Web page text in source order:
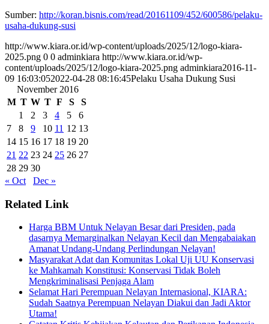
Sumber: http://koran.bisnis.com/read/20161109/452/600586/pelaku-
usaha-dukung-susi
http://www.kiara.or.id/wp-content/uploads/2025/12/logo-kiara-
2025.png 0 0 adminkiara http://www.kiara.or.id/wp-
content/uploads/2025/12/logo-kiara-2025.png adminkiara2016-11-
09 16:03:052022-04-28 08:16:45Pelaku Usaha Dukung Susi
November 2016
M T W T F S
S
1
2 3 4 5
6
7
8 9 10 11 12 13
14 15 16 17 18 19 20
21 22 23 24 25 26 27
28 29 30
« Oct
Dec »
Related Link
Harga BBM Untuk Nelayan Besar dari Presiden, pada
dasarnya Memarginalkan Nelayan Kecil dan Mengabaiakan
Amanat Undang-Undang Perlindungan Nelayan!
Masyarakat Adat dan Komunitas Lokal Uji UU Konservasi
ke Mahkamah Konstitusi: Konservasi Tidak Boleh
Mengkriminalisasi Penjaga Alam
Selamat Hari Perempuan Nelayan Internasional, KIARA:
Sudah Saatnya Perempuan Nelayan Diakui dan Jadi Aktor
Utama!